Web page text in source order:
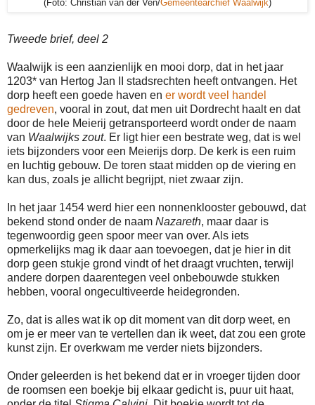
(Foto: Christian van der Ven/Gemeentearchief Waalwijk)
Tweede brief, deel 2
Waalwijk is een aanzienlijk en mooi dorp, dat in het jaar
1203* van Hertog Jan II stadsrechten heeft ontvangen. Het
dorp heeft een goede haven en er wordt veel handel
gedreven, vooral in zout, dat men uit Dordrecht haalt en dat
door de hele Meierij getransporteerd wordt onder de naam
van Waalwijks zout. Er ligt hier een bestrate weg, dat is wel
iets bijzonders voor een Meierijs dorp. De kerk is een ruim
en luchtig gebouw. De toren staat midden op de viering en
kan dus, zoals je allicht begrijpt, niet zwaar zijn.
In het jaar 1454 werd hier een nonnenklooster gebouwd, dat
bekend stond onder de naam Nazareth, maar daar is
tegenwoordig geen spoor meer van over. Als iets
opmerkelijks mag ik daar aan toevoegen, dat je hier in dit
dorp geen stukje grond vindt of het draagt vruchten, terwijl
andere dorpen daarentegen veel onbebouwde stukken
hebben, vooral ongecultiveerde heidegronden.
Zo, dat is alles wat ik op dit moment van dit dorp weet, en
om je er meer van te vertellen dan ik weet, dat zou een grote
kunst zijn. Er overkwam me verder niets bijzonders.
Onder geleerden is het bekend dat er in vroeger tijden door
de roomsen een boekje bij elkaar gedicht is, puur uit haat,